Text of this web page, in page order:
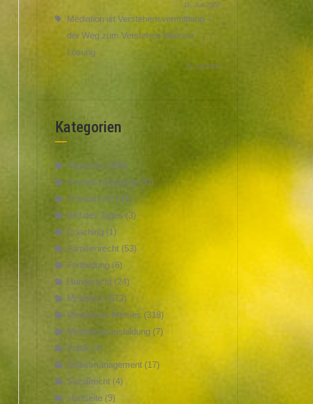
15. Juli 2026
Mediation ist Verstehensvermittlung –
der Weg zum Verstehen führt zur
Lösung
8. Juli 2026
Kategorien
Allgemein (369)
Anwaltsvergütung (30)
Arbeitsrecht (34)
Bild des Tages (3)
Coaching (1)
Familienrecht (53)
Fortbildung (6)
Hunderecht (24)
Mediation (573)
Mediations-Memes (318)
Mediationsausbildung (7)
Politik (4)
Selbstmanagement (17)
Sozialrecht (4)
startseite (9)